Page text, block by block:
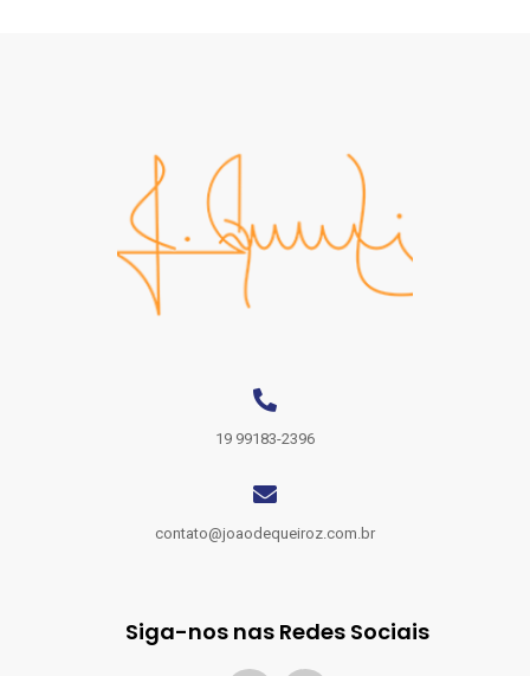
19 99183-2396
contato@joaodequeiroz.com.br
Siga-nos nas Redes Sociais